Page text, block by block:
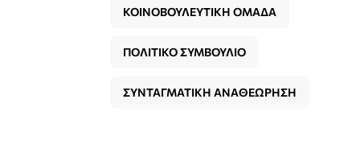
ΚΟΙΝΟΒΟΥΛΕΥΤΙΚΗ ΟΜΑΔΑ
ΠΟΛΙΤΙΚΟ ΣΥΜΒΟΥΛΙΟ
ΣΥΝΤΑΓΜΑΤΙΚΗ ΑΝΑΘΕΩΡΗΣΗ